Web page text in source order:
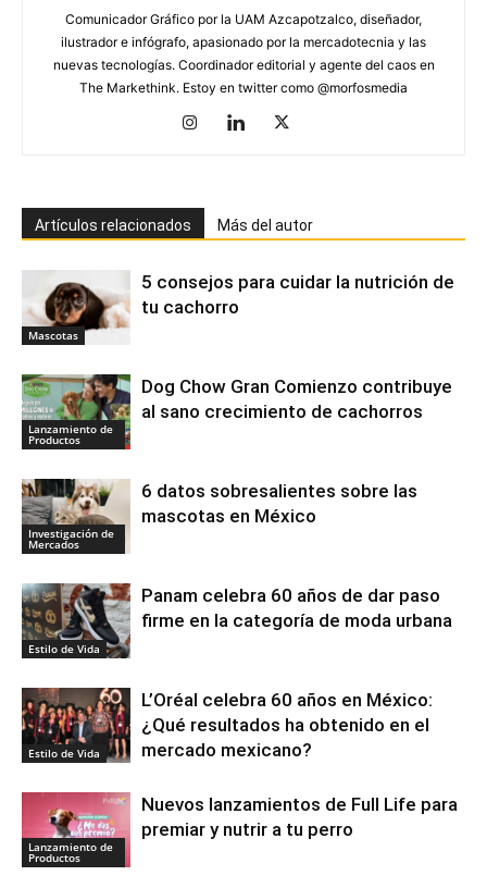
Comunicador Gráfico por la UAM Azcapotzalco, diseñador,
ilustrador e infógrafo, apasionado por la mercadotecnia y las
nuevas tecnologías. Coordinador editorial y agente del caos en
The Markethink. Estoy en twitter como @morfosmedia
Artículos relacionados Más del autor
Mascotas
5 consejos para cuidar la nutrición de
tu cachorro
Lanzamiento de
Productos
Dog Chow Gran Comienzo contribuye
al sano crecimiento de cachorros
Investigación de
Mercados
6 datos sobresalientes sobre las
mascotas en México
Estilo de Vida
Panam celebra 60 años de dar paso
firme en la categoría de moda urbana
Estilo de Vida
L’Oréal celebra 60 años en México:
¿Qué resultados ha obtenido en el
mercado mexicano?
Lanzamiento de
Productos
Nuevos lanzamientos de Full Life para
premiar y nutrir a tu perro